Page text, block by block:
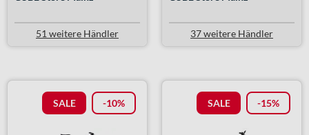
51 weitere Händler 37 weitere Händler
SALE -10% SALE -15%